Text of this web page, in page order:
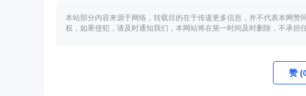
本站部分内容来源于网络，转载目的在于传递更多信息，并不代表本网
权，如果侵犯，请及时通知我们，本网站将在第一时间及时删除，不承担
赞 (